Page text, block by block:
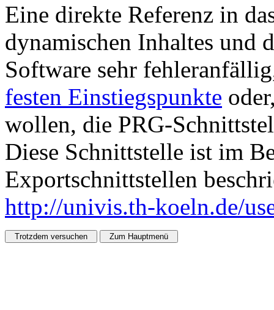
Eine direkte Referenz in
dynamischen Inhaltes und
Software sehr
festen Einstiegspunkte
wollen, die PRG-
Diese Schnittstelle ist im
Exportschnittstellen
http://univis.th-koeln.de/